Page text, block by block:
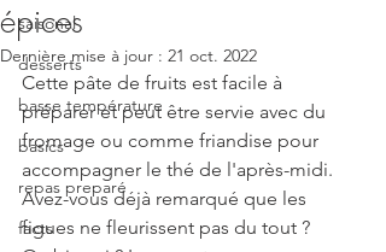
saisonal
desserts
basse température
basics
repas preparé
facts
épices
Dernière mise à jour : 21 oct. 2022
Cette pâte de fruits est facile à
préparer et peut être servie avec du
fromage ou comme friandise pour
accompagner le thé de l'après-midi.
Avez-vous déjà remarqué que les
figues ne fleurissent pas du tout ?